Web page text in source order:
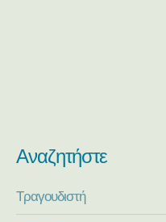
Αναζητήστε
Τραγουδιστή